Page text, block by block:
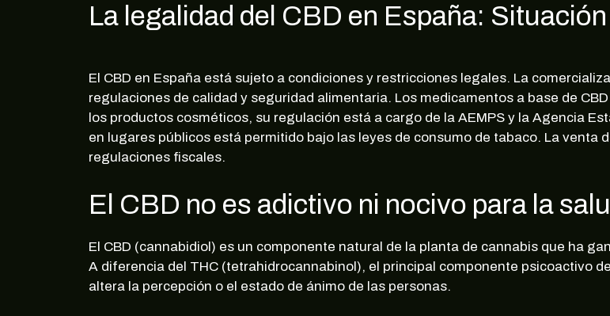
La legalidad del CBD en España:
El CBD en España está sujeto a condiciones y restricciones legales. La
regulaciones de calidad y seguridad alimentaria. Los medicamentos a base de
los productos cosméticos, su regulación está a cargo de la AEMPS y la Agencia
en lugares públicos está permitido bajo las leyes de consumo de tabaco. La venta
regulaciones fiscales.
El CBD no es adictivo ni nocivo para la
El CBD (cannabidiol) es un componente natural de la planta de cannabis que ha
A diferencia del THC (tetrahidrocannabinol), el principal componente psicoactivo
altera la percepción o el estado de ánimo de las personas.